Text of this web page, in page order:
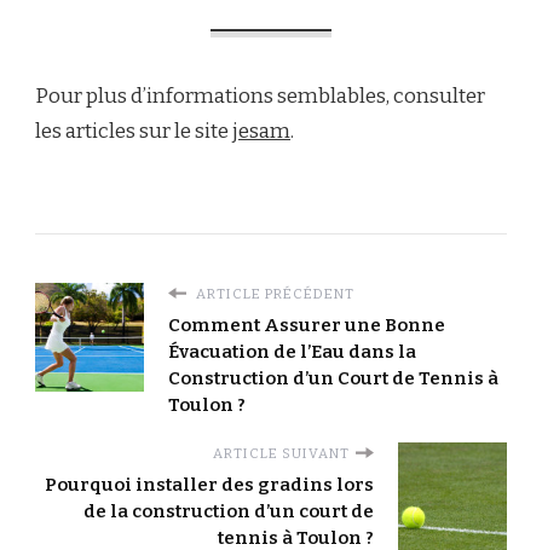
Pour plus d’informations semblables, consulter
les articles sur le sitejesam.
ARTICLE PRÉCÉDENT
Comment Assurer une Bonne
Évacuation de l’Eau dans la
Construction d’un Court de Tennis à
Toulon ?
ARTICLE SUIVANT
Pourquoi installer des gradins lors
de la construction d’un court de
tennis à Toulon ?